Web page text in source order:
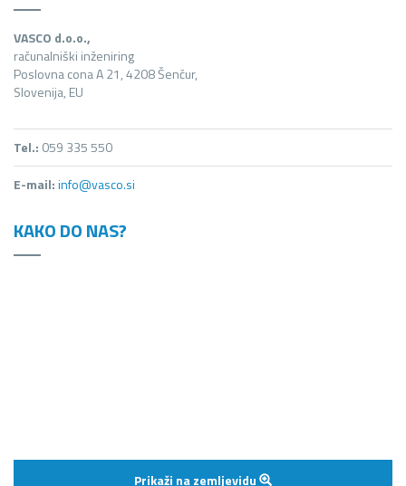
VASCO d.o.o.,
računalniški inženiring
Poslovna cona A 21, 4208 Šenčur,
Slovenija, EU
Tel.: 059 335 550
E-mail:info@vasco.si
KAKO DO NAS?
Prikaži na zemljevidu